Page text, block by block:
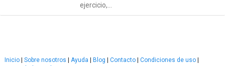
ejercicio,...
Inicio Sobre nosotros Ayuda Blog Contacto Condiciones de uso